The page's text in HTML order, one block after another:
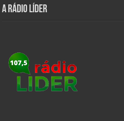
A Rádio Líder